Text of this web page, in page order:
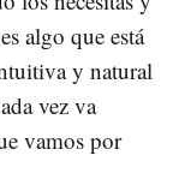
algo que está
y natural
vez va
vamos por